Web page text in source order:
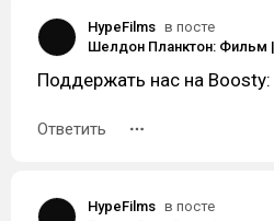
HypeFilms в посте
Поддержать нас на Boosty:
Ответить
HypeFilms в посте